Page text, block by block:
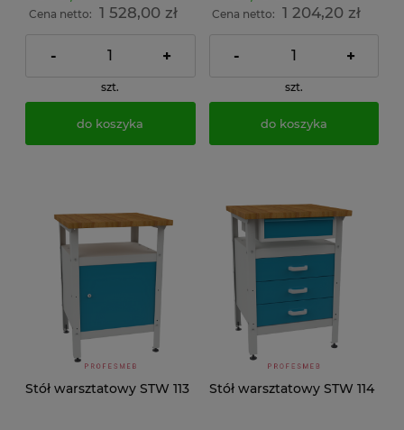
Cena netto: 1 528,00 zł
- +
szt.
do koszyka
Cena netto: 1 204,20 zł
- +
szt.
do koszyka
Stół warsztatowy STW 113 Stół warsztatowy STW 114